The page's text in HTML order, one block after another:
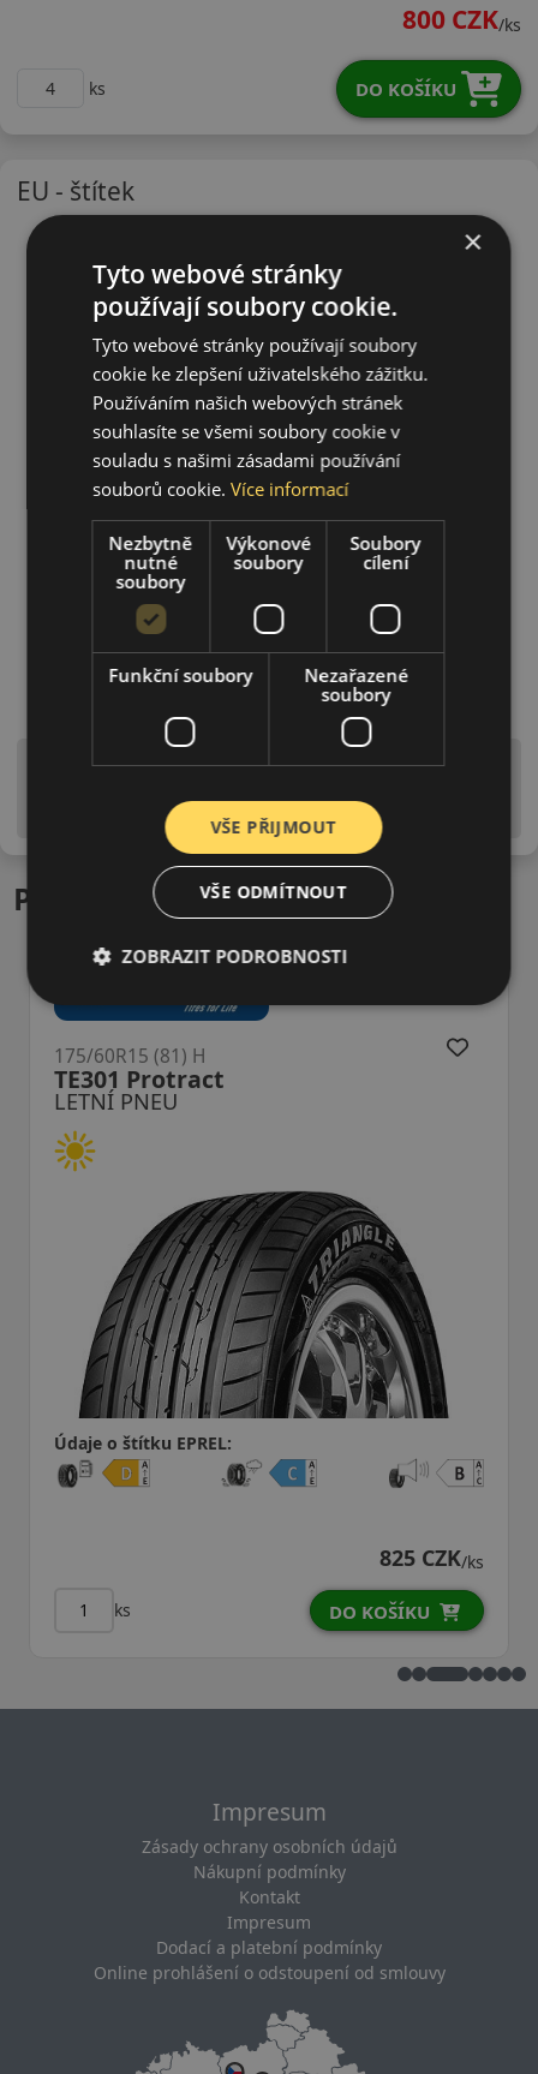
800 CZK/ks
ks DO KOŠÍKU
EU - štítek
Upozornění! Hodnoty na štítku jsou pouze
is EU štítky ve smyslu dosud platné (předchozí) legislativy.
Podobné produkty
LETNÍ PNEU
Premio ARZero
175/60R15 (81) H
Údaje o štítku EPREL:
840 CZK
DO KOŠÍKU
Impresum
Zásady ochrany osobních údajů
Nákupní podmínky
Kontakt
Impresum
Dodací a platební podmínky
Online prohlášení o odstoupení od smlouvy
×
Tyto webové stránky
používají soubory cookie.
Tyto webové stránky používají soubory
cookie ke zlepšení uživatelského zážitku.
Používáním našich webových stránek
souhlasíte se všemi soubory cookie v
souladu s našimi zásadami používání
souborů cookie.Více informací
Nezbytně
nutné
soubory
Výkonové
soubory
Soubory
cílení
Funkční soubory
Nezařazené
soubory
VŠE PŘIJMOUT
VŠE ODMÍTNOUT
ZOBRAZIT PODROBNOSTI